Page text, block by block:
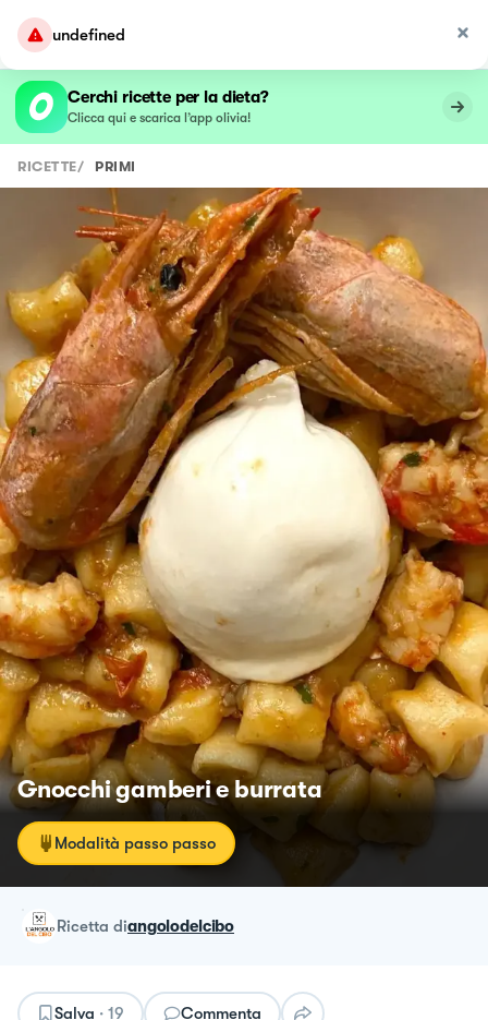
undefined
Cerchi ricette per la dieta?
Clicca qui e scarica l’app olivia!
RICETTE/ PRIMI
Gnocchi gamberi e burrata
Modalità passo passo
ricetta diangolodelcibo
Salva · 19 Commenta